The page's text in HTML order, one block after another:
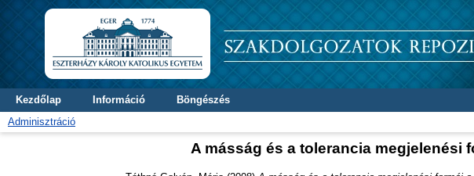
Kezdőlap Információ
Böngészés
Adminisztráció
A másság és a tolerancia megjelenési